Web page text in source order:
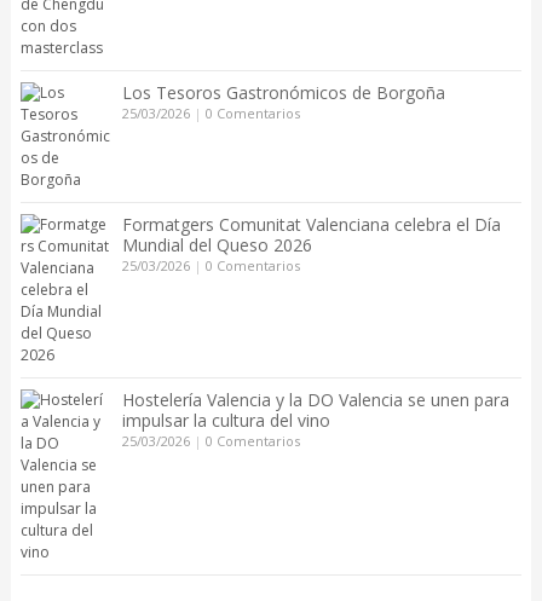
Los Tesoros Gastronómicos de Borgoña
25/03/2026| 0 Comentarios
Formatgers Comunitat Valenciana celebra el Día
Mundial del Queso 2026
25/03/2026| 0 Comentarios
Hostelería Valencia y la DO Valencia se unen para
impulsar la cultura del vino
25/03/2026| 0 Comentarios